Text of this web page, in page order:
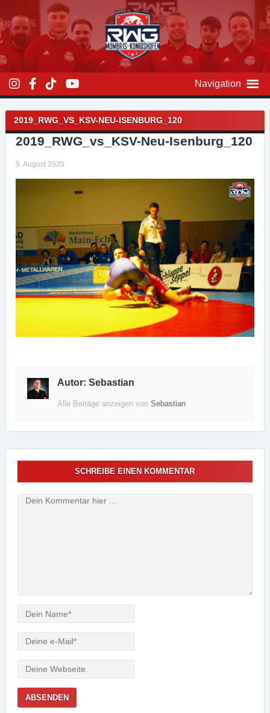
Inhalt
überspringen
Navigation
2019_RWG_VS_KSV-NEU-ISENBURG_120
2019_RWG_vs_KSV-Neu-Isenburg_120
9. August 2020
Autor: Sebastian
Alle Beitäge anzeigen vonSebastian
Beitragsnavigation
SCHREIBE EINEN KOMMENTAR
Verfasser
Mail
Webseite